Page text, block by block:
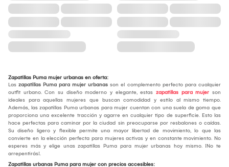
Zapatillas Puma mujer urbanas en oferta:
Las zapatillas Puma para mujer urbanas son el complemento perfecto para cualquier
outfit urbano. Con su diseño moderno y elegante, estas zapatillas para mujer son
ideales para aquellas mujeres que buscan comodidad y estilo al mismo tiempo.
Además, las zapatillas Puma urbanas para mujer cuentan con una suela de goma que
proporciona una excelente tracción y agarre en cualquier tipo de superficie. Esto las
hace perfectas para caminar por la ciudad sin preocuparse por resbalones o caídas.
Su diseño ligero y flexible permite una mayor libertad de movimiento, lo que las
convierte en la elección perfecta para mujeres activas y en constante movimiento. No
esperes más y elige unas zapatillas Puma para mujer urbanas hoy mismo. ¡No te
arrepentirás!.
Zapatillas urbanas Puma para mujer con precios accesibles: